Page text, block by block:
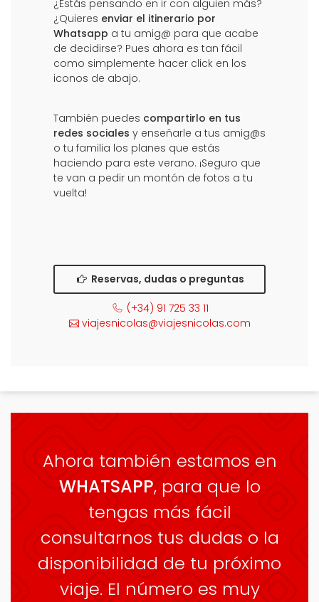
¿Estás pensando en ir con alguien más?
¿Quieres enviar el itinerario por
Whatsapp a tu amig@ para que acabe
de decidirse? Pues ahora es tan fácil
como simplemente hacer click en los
iconos de abajo.
También puedes compartirlo en tus
redes sociales y enseñarle a tus amig@s
o tu familia los planes que estás
haciendo para este verano. ¡Seguro que
te van a pedir un montón de fotos a tu
vuelta!
Reservas, dudas o preguntas
(+34) 91 725 33 11
viajesnicolas@viajesnicolas.com
Ahora también estamos en
WHATSAPP, para que lo
tengas más fácil
consultarnos tus dudas o la
disponibilidad de tu próximo
viaje. El número es muy